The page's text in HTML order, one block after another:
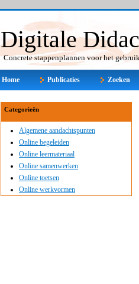
Digitale
Concrete stappenplannen voor het
Home Publicaties Zoeken
Categorieën
Algemene aandachtspunten
Online begeleiden
Online leermateriaal
Online samenwerken
Online toetsen
Online werkvormen